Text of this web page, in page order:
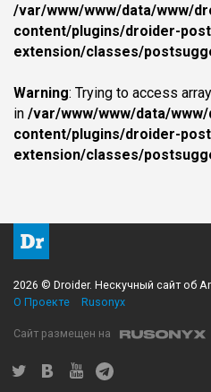
/var/www/www/data/www/
content/plugins/droider-
extension/classes/
Warning: Trying to access
in /var/www/www/data/
content/plugins/droider-
extension/classes/
2026 © Droider. Нескучный сайт об
О Проекте
Rusonyx
Сайт размещен на